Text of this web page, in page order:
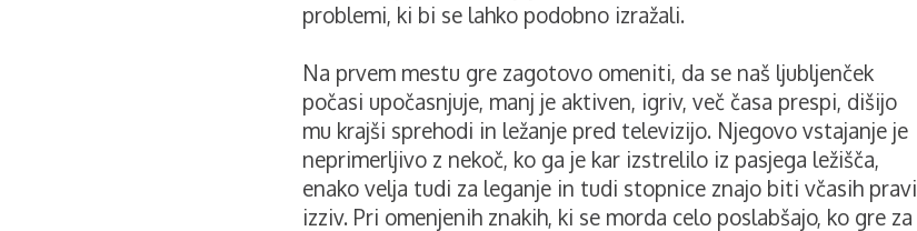
problemi, ki bi se lahko podobno izražali.
Na prvem mestu gre zagotovo omeniti, da se naš ljubljenček
počasi upočasnjuje, manj je aktiven, igriv, več časa prespi, dišijo
mu krajši sprehodi in ležanje pred televizijo. Njegovo vstajanje je
neprimerljivo z nekoč, ko ga je kar izstrelilo iz pasjega ležišča,
enako velja tudi za leganje in tudi stopnice znajo biti včasih pravi
izziv. Pri omenjenih znakih, ki se morda celo poslabšajo, ko gre za